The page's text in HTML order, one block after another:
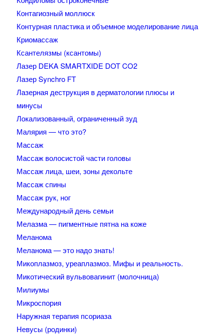
Контагиозный моллюск
Контурная пластика и объемное моделирование лица
Криомассаж
Ксантелязмы (ксантомы)
Лазер DEKA SMARTXIDE DOT CO2
Лазер Synchro FT
Лазерная деструкция в дерматологии плюсы и
минусы
Локализованный, ограниченный зуд
Малярия — что это?
Массаж
Массаж волосистой части головы
Массаж лица, шеи, зоны декольте
Массаж спины
Массаж рук, ног
Международный день семьи
Мелазма — пигментные пятна на коже
Меланома
Меланома — это надо знать!
Микоплазмоз, уреаплазмоз. Мифы и реальность.
Микотический вульвовагинит (молочница)
Милиумы
Микроспория
Наружная терапия псориаза
Невусы (родинки)